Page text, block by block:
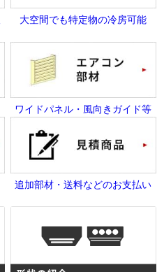
大空間でも特定物の冷房可能
ワイドパネル・風向きガイド等
追加部材・送料などのお支払い